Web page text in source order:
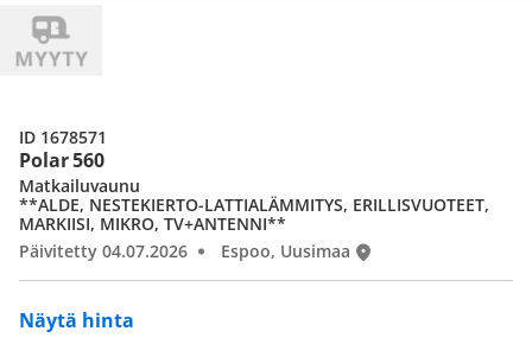
Polar 560
Näytä hinta
Matkailuvaunu
**ALDE, NESTEKIERTO-LATTIALÄMMITYS, ERILLISVUOTEET,
MARKIISI, MIKRO, TV+ANTENNI**
Päivitetty 04.07.2026
Espoo, Uusimaa
ID 1678571